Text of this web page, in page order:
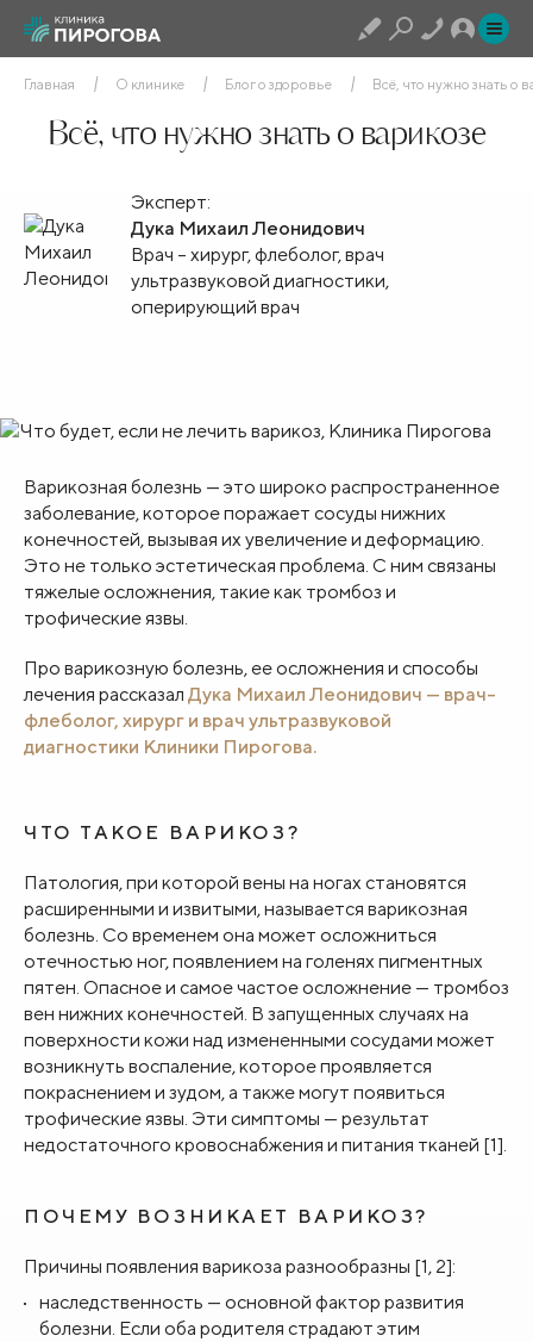
Главная О клинике Блог о здоровье Всё, что нужно знать о
Всё, что нужно знать о варикозе
Эксперт:
Дука Михаил Леонидович
Врач – хирург, флеболог, врач
ультразвуковой диагностики,
оперирующий врач
Варикозная болезнь — это широко распространенное
заболевание, которое поражает сосуды нижних
конечностей, вызывая их увеличение и деформацию.
Это не только эстетическая проблема. С ним связаны
тяжелые осложнения, такие как тромбоз и
трофические язвы.
Про варикозную болезнь, ее осложнения и способы
лечения рассказал Дука Михаил Леонидович — врач-
флеболог, хирург и врач ультразвуковой
диагностики Клиники Пирогова.
ЧТО ТАКОЕ ВАРИКОЗ?
Патология, при которой вены на ногах становятся
расширенными и извитыми, называется варикозная
болезнь. Со временем она может осложниться
отечностью ног, появлением на голенях пигментных
пятен. Опасное и самое частое осложнение — тромбоз
вен нижних конечностей. В запущенных случаях на
поверхности кожи над измененными сосудами может
возникнуть воспаление, которое проявляется
покраснением и зудом, а также могут появиться
трофические язвы. Эти симптомы — результат
недостаточного кровоснабжения и питания тканей [1].
ПОЧЕМУ ВОЗНИКАЕТ ВАРИКОЗ?
Причины появления варикоза разнообразны [1, 2]:
наследственность — основной фактор развития
болезни. Если оба родителя страдают этим